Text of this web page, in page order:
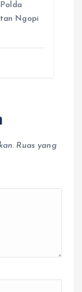
Ngopi
Ruas yang